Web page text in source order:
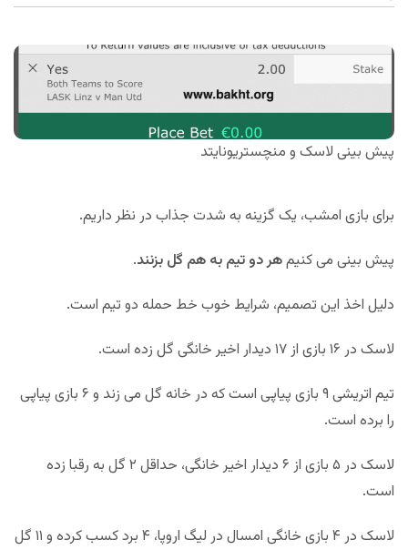
پیش بینی لاسک و منچستریونایتد
برای بازی امشب، یک گزینه به شدت جذاب در نظر داریم.
پیش بینی می کنیمهر دو تیم به هم گل بزنند.
دلیل اخذ این تصمیم، شرایط خوب خط حمله دو تیم است.
لاسک در ۱۶ بازی از ۱۷ دیدار اخیر خانگی گل زده است.
تیم اتریشی ۹ بازی پیاپی است که در خانه گل می زند و ۶ بازی پیاپی
را برده است.
لاسک در ۵ بازی از ۶ دیدار اخیر خانگی، حداقل ۲ گل به رقبا زده
است.
لاسک در ۴ بازی خانگی امسال در لیگ اروپا، ۴ برد کسب کرده و ۱۱ گل